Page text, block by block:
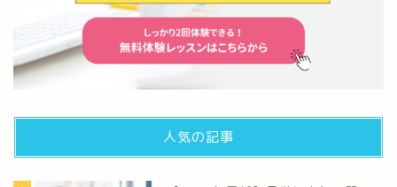
人気の記事